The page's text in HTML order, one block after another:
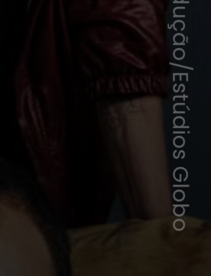
Reprodução/Estúdios Globo